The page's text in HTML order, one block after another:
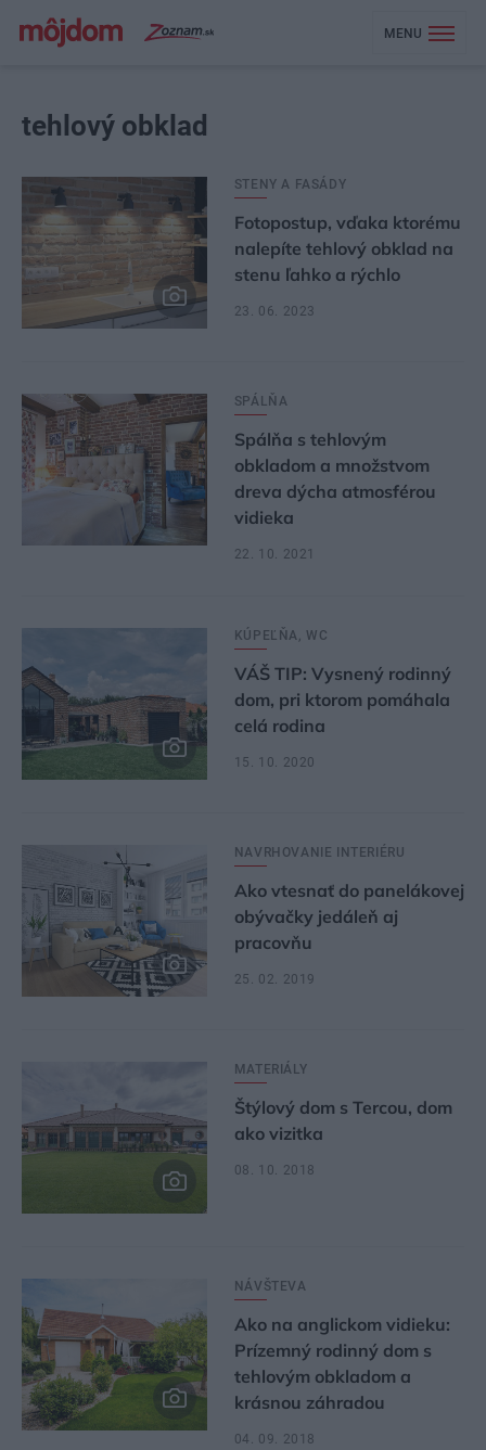
MENU
tehlový obklad
STENY A FASÁDY
Fotopostup, vďaka ktorému
nalepíte tehlový obklad na
stenu ľahko a rýchlo
23. 06. 2023
SPÁLŇA
Spálňa s tehlovým
obkladom a množstvom
dreva dýcha atmosférou
vidieka
22. 10. 2021
KÚPEĽŇA, WC
VÁŠ TIP: Vysnený rodinný
dom, pri ktorom pomáhala
celá rodina
15. 10. 2020
NAVRHOVANIE INTERIÉRU
Ako vtesnať do panelákovej
obývačky jedáleň aj
pracovňu
25. 02. 2019
MATERIÁLY
Štýlový dom s Tercou, dom
ako vizitka
08. 10. 2018
NÁVŠTEVA
Ako na anglickom vidieku:
Prízemný rodinný dom s
tehlovým obkladom a
krásnou záhradou
04. 09. 2018